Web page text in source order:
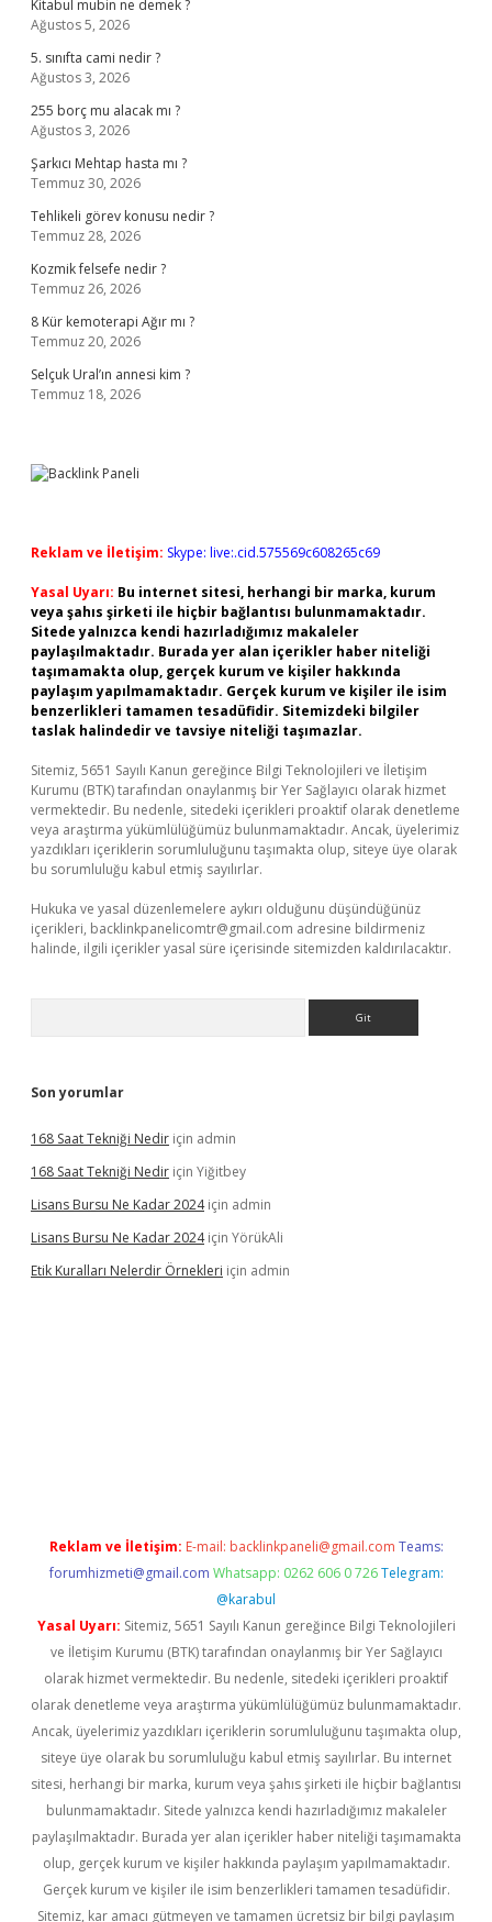
Kitabul mubin ne demek ?
Ağustos 5, 2026
5. sınıfta cami nedir ?
Ağustos 3, 2026
255 borç mu alacak mı ?
Ağustos 3, 2026
Şarkıcı Mehtap hasta mı ?
Temmuz 30, 2026
Tehlikeli görev konusu nedir ?
Temmuz 28, 2026
Kozmik felsefe nedir ?
Temmuz 26, 2026
8 Kür kemoterapi Ağır mı ?
Temmuz 20, 2026
Selçuk Ural’ın annesi kim ?
Temmuz 18, 2026
Reklam ve İletişim: Skype: live:.cid.575569c608265c69
Yasal Uyarı: Bu internet sitesi, herhangi bir marka, kurum
veya şahıs şirketi ile hiçbir bağlantısı bulunmamaktadır.
Sitede yalnızca kendi hazırladığımız makaleler
paylaşılmaktadır. Burada yer alan içerikler haber niteliği
taşımamakta olup, gerçek kurum ve kişiler hakkında
paylaşım yapılmamaktadır. Gerçek kurum ve kişiler ile isim
benzerlikleri tamamen tesadüfidir. Sitemizdeki bilgiler
taslak halindedir ve tavsiye niteliği taşımazlar.
Sitemiz, 5651 Sayılı Kanun gereğince Bilgi Teknolojileri ve İletişim
Kurumu (BTK) tarafından onaylanmış bir Yer Sağlayıcı olarak hizmet
vermektedir. Bu nedenle, sitedeki içerikleri proaktif olarak denetleme
veya araştırma yükümlülüğümüz bulunmamaktadır. Ancak, üyelerimiz
yazdıkları içeriklerin sorumluluğunu taşımakta olup, siteye üye olarak
bu sorumluluğu kabul etmiş sayılırlar.
Hukuka ve yasal düzenlemelere aykırı olduğunu düşündüğünüz
içerikleri, backlinkpanelicomtr@gmail.com adresine bildirmeniz
halinde, ilgili içerikler yasal süre içerisinde sitemizden kaldırılacaktır.
Son yorumlar
168 Saat Tekniği Nedir için admin
168 Saat Tekniği Nedir için Yiğitbey
Lisans Bursu Ne Kadar 2024için admin
Lisans Bursu Ne Kadar 2024için YörükAli
Etik Kuralları Nelerdir Örnekleri için admin
Reklam ve İletişim: E-mail: backlinkpaneli@gmail.com Teams:
forumhizmeti@gmail.com Whatsapp: 0262 606 0 726 Telegram:
@karabul
Yasal Uyarı: Sitemiz, 5651 Sayılı Kanun gereğince Bilgi Teknolojileri
ve İletişim Kurumu (BTK) tarafından onaylanmış bir Yer Sağlayıcı
olarak hizmet vermektedir. Bu nedenle, sitedeki içerikleri proaktif
olarak denetleme veya araştırma yükümlülüğümüz bulunmamaktadır.
Ancak, üyelerimiz yazdıkları içeriklerin sorumluluğunu taşımakta olup,
siteye üye olarak bu sorumluluğu kabul etmiş sayılırlar. Bu internet
sitesi, herhangi bir marka, kurum veya şahıs şirketi ile hiçbir bağlantısı
bulunmamaktadır. Sitede yalnızca kendi hazırladığımız makaleler
paylaşılmaktadır. Burada yer alan içerikler haber niteliği taşımamakta
olup, gerçek kurum ve kişiler hakkında paylaşım yapılmamaktadır.
Gerçek kurum ve kişiler ile isim benzerlikleri tamamen tesadüfidir.
Sitemiz, kar amacı gütmeyen ve tamamen ücretsiz bir bilgi paylaşım